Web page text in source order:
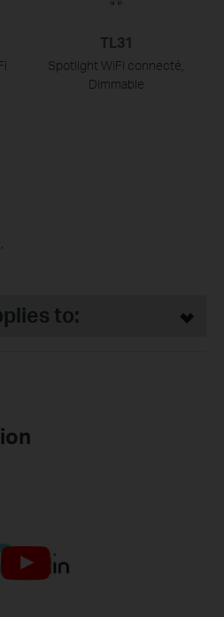
TL31
Spotlight WiFi connecté,
Dimmable
to: